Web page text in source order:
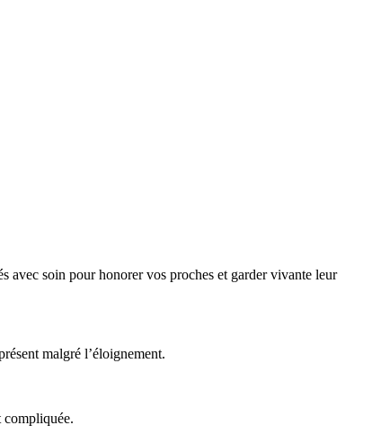
avec soin pour honorer vos proches et garder vivante leur
malgré l’éloignement.
compliquée.